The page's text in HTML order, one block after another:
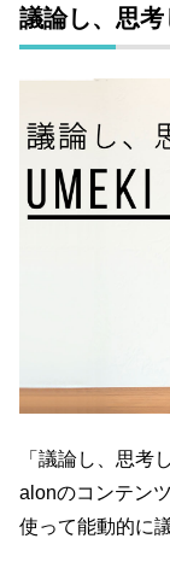
議論し、思考
「議論し、思考
alonのコンテン
使って能動的に